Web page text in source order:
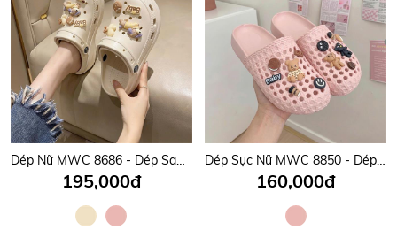
Dép Nữ MWC 8686 - Dép Sandal Nữ Gắn Charm Thú Cưng, Hoạt Hình Sinh Động, Cute, Êm Nhẹ, Bền Đẹp.
195,000đ
Dép Sục Nữ MWC 8850 - Dép Sục Eva Lưới Charm Gấu, Cà Phê, Hồng Pastel Ngọt Ngào, Siêu Hot.
160,000đ